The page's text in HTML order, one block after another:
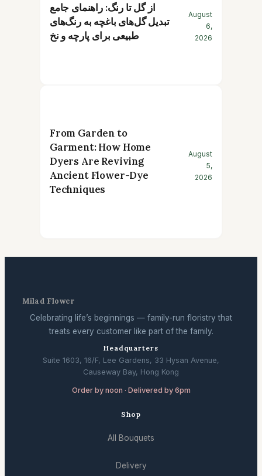
از گل تا رنگ: راهنمای جامع
تبدیل گل‌های باغچه به رنگ‌های
طبیعی برای پارچه و نخ
August
6,
2026
From Garden to
Garment: How Home
Dyers Are Reviving
Ancient Flower-Dye
Techniques
August
5,
2026
Milad Flower
Celebrating life’s beginnings — family-run floristry that
treats every customer like part of the family.
Headquarters
Suite 1603, 16/F, Lee Gardens, 33 Hysan Avenue,
Causeway Bay, Hong Kong
Order by noon · Delivered by 6pm
Shop
All Bouquets
Delivery